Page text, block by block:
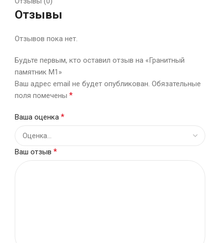
Отзывы
Отзывов пока нет.
Будьте первым, кто оставил отзыв на «Гранитный
памятник М1»
Ваш адрес email не будет опубликован. Обязательные
поля помечены *
Ваша оценка *
Ваш отзыв *